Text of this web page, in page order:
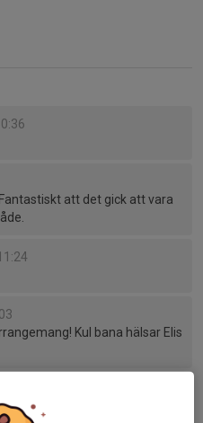
att det gick att vara
Kul bana hälsar Elis